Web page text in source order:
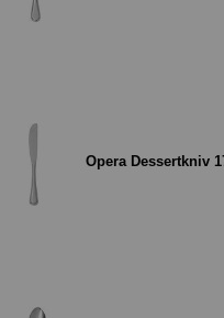
Opera Dessertkniv